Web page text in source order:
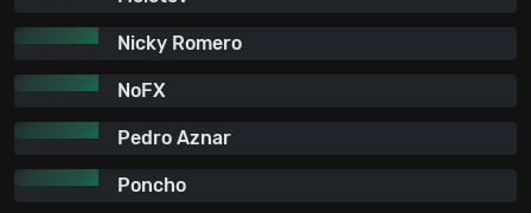
Nicky Romero
NoFX
Pedro Aznar
Poncho